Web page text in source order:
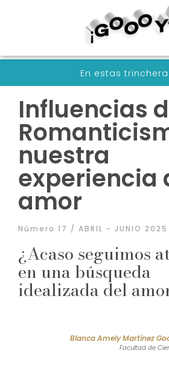
estas trincheras nuestras
Influencias
nuestra
experiencia
amor
Número 17 / ABRIL - JUNIO 2025
¿Acaso seguimos
en una búsqueda
idealizada del
Blanca Amely Martínez
Facultad de